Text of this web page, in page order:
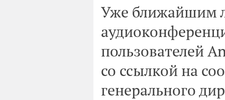
Уже ближайшим
пользователей
со ссылкой на
генерального